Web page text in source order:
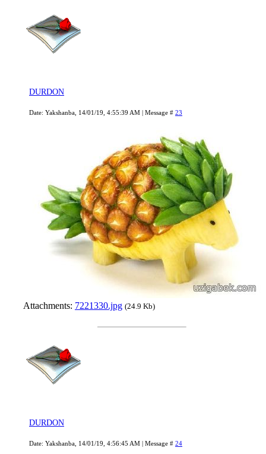
DURDON
Date: Yakshanba, 14/01/19, 4:55:39 AM | Message # 23
Attachments: 7221330.jpg (24.9 Kb)
DURDON
Date: Yakshanba, 14/01/19, 4:56:45 AM | Message # 24